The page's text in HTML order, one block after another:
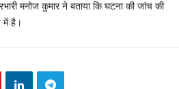
मनोज कुमार ने बताया कि घटना की जांच की
में है।